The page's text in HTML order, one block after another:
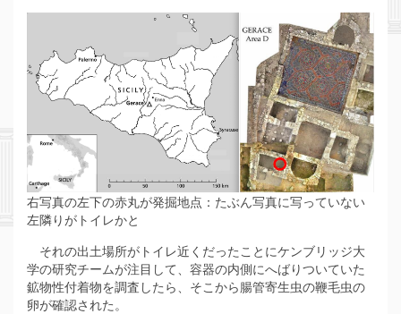
右写真の左下の赤丸が発掘地点：たぶん写真に写っていない
左隣りがトイレかと
それの出土場所がトイレ近くだったことにケンブリッジ大
学の研究チームが注目して、容器の内側にへばりついていた
鉱物性付着物を調査したら、そこから腸管寄生虫の鞭毛虫の
卵が確認された。